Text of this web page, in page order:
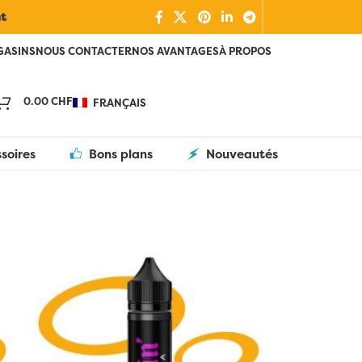
NOUS CONTACTERNOS AVANTAGESÀ PROPOS
0.00CHF FRANÇAIS
Bons plans Nouveautés